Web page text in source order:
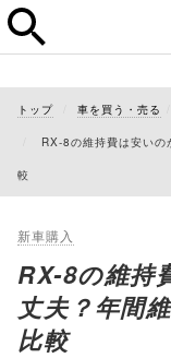
トップ 車を買う・売る
RX-8の維持費は安いの
較
新車購入
RX-8の維持
丈夫？年間
比較